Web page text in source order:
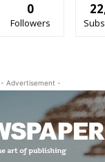
0
Followers
- Advertisement -